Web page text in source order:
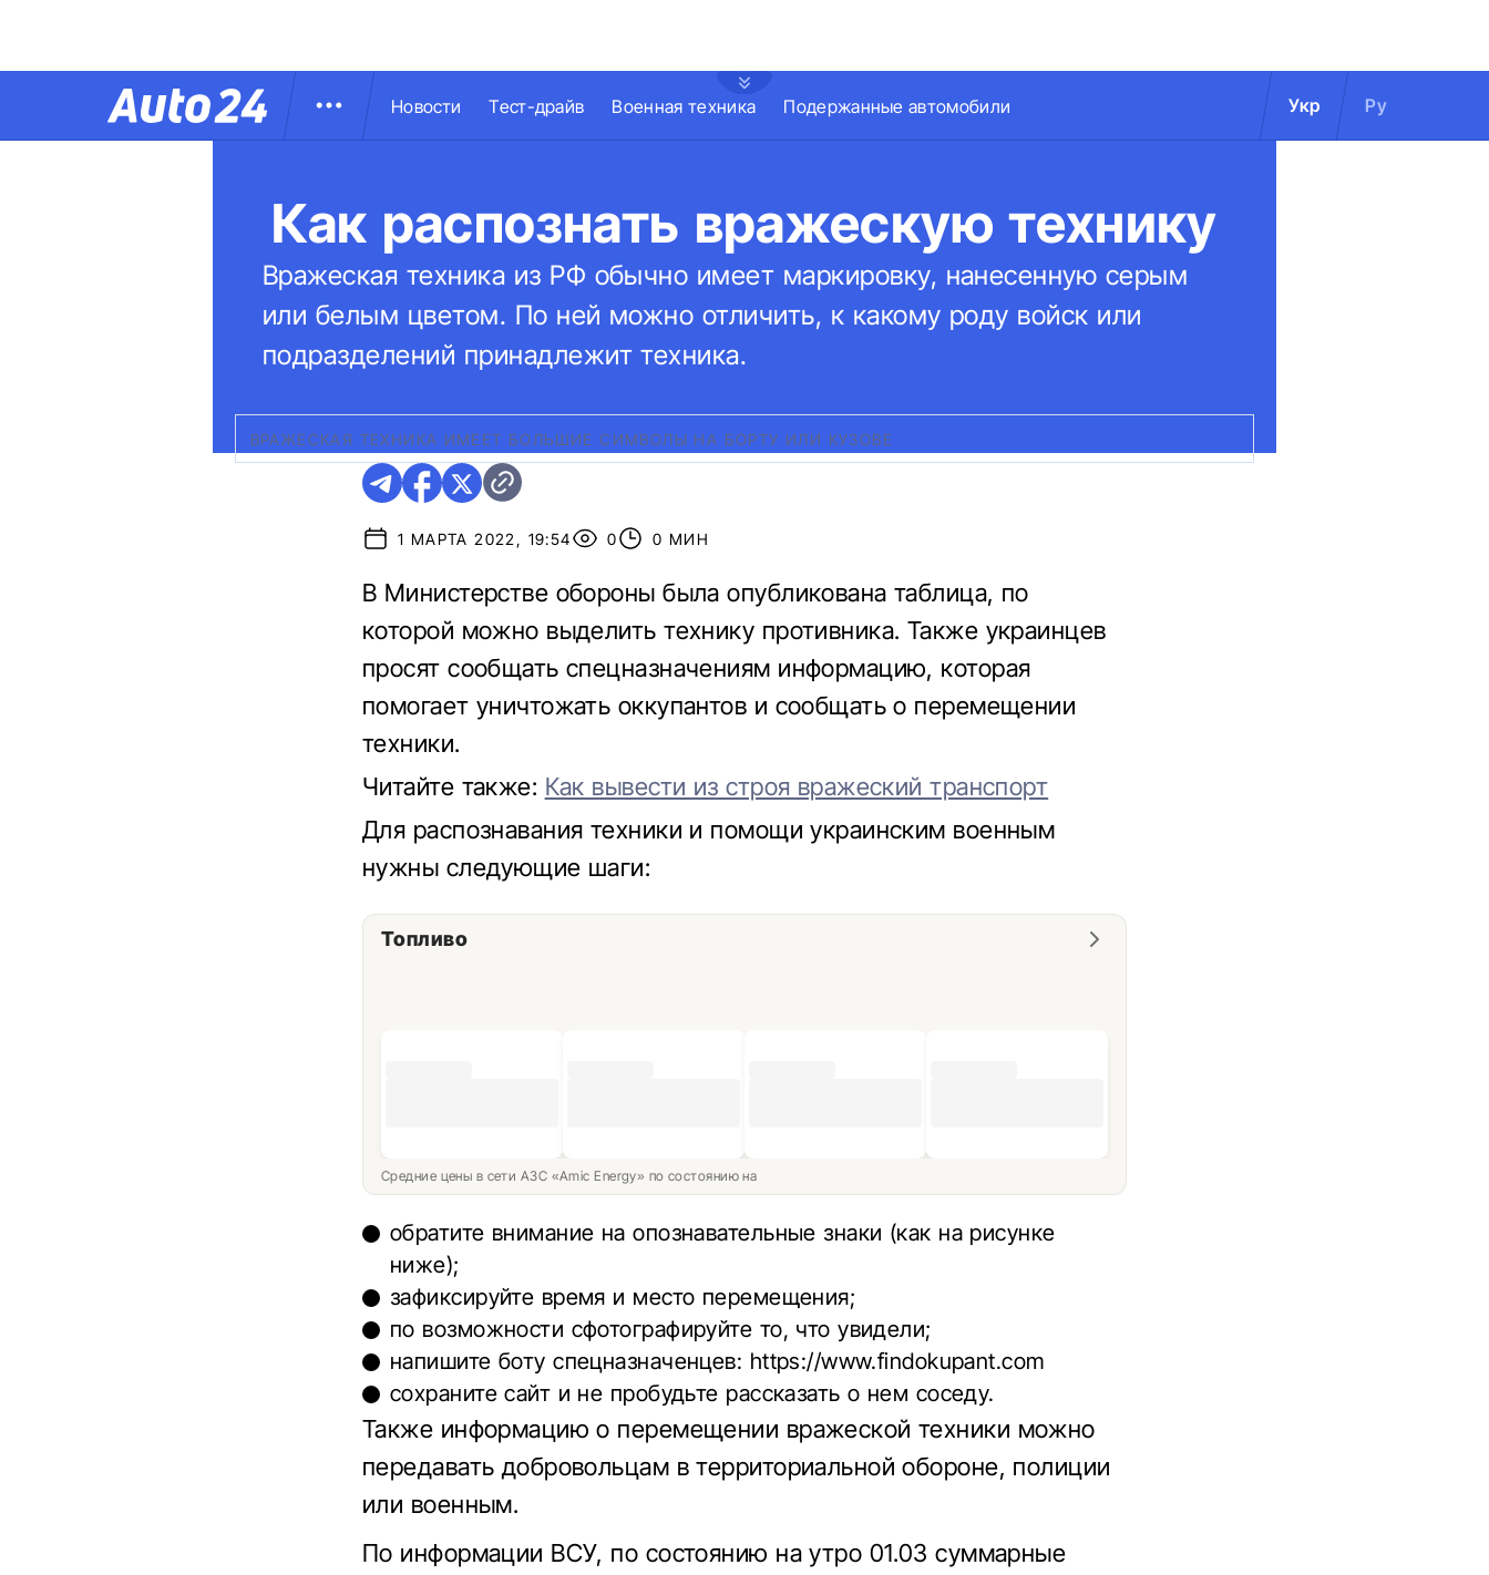
Новости Тест-драйв Военная техника Подержанные автомобили Укр Ру
Как распознать вражескую технику
Вражеская техника из РФ обычно имеет маркировку, нанесенную серым
или белым цветом. По ней можно отличить, к какому роду войск или
подразделений принадлежит техника.
ВРАЖЕСКАЯ ТЕХНИКА ИМЕЕТ БОЛЬШИЕ СИМВОЛЫ НА БОРТУ ИЛИ КУЗОВЕ
1 МАРТА 2022, 19:54 0 0 МИН
В Министерстве обороны была опубликована таблица, по
которой можно выделить технику противника. Также украинцев
просят сообщать спецназначениям информацию, которая
помогает уничтожать оккупантов и сообщать о перемещении
техники.
Читайте также: Как вывести из строя вражеский транспорт
Для распознавания техники и помощи украинским военным
нужны следующие шаги:
Топливо
Средние цены в сети АЗС «Amic Energy» по состоянию на
обратите внимание на опознавательные знаки (как на рисунке
ниже);
зафиксируйте время и место перемещения;
по возможности сфотографируйте то, что увидели;
напишите боту спецназначенцев: https://www.findokupant.com
сохраните сайт и не пробудьте рассказать о нем соседу.
Также информацию о перемещении вражеской техники можно
передавать добровольцам в территориальной обороне, полиции
или военным.
По информации ВСУ, по состоянию на утро 01.03 суммарные